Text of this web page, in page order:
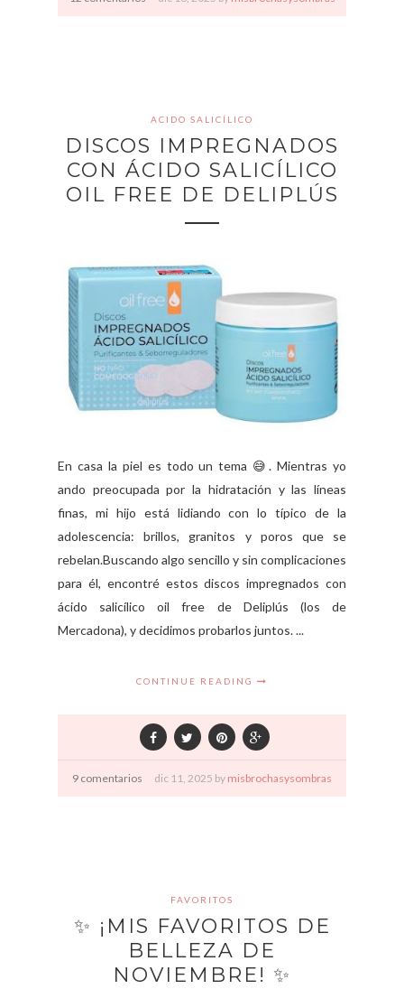
ACIDO SALICÍLICO
DISCOS IMPREGNADOS
CON ÁCIDO SALICÍLICO
OIL FREE DE DELIPLÚS
En casa la piel es todo un tema 😅. Mientras yo
ando preocupada por la hidratación y las líneas
finas, mi hijo está lidiando con lo típico de la
adolescencia: brillos, granitos y poros que se
rebelan.Buscando algo sencillo y sin complicaciones
para él, encontré estos discos impregnados con
ácido salicílico oil free de Deliplús (los de
Mercadona), y decidimos probarlos juntos. ...
CONTINUE READING
9 comentarios dic 11, 2025 by misbrochasysombras
FAVORITOS
✨ ¡MIS FAVORITOS DE
BELLEZA DE
NOVIEMBRE! ✨